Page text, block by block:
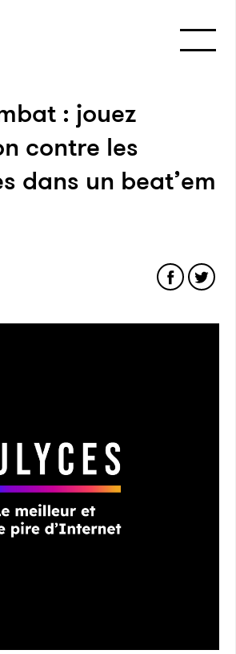
: jouez
contre les
dans un beat’em